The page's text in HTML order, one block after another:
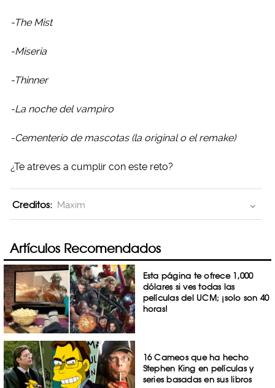
-The Mist
-Miseria
-Thinner
-La noche del vampiro
-Cementerio de mascotas (la original o el remake)
¿Te atreves a cumplir con este reto?
Creditos: Maxim
Artículos Recomendados
Esta página te ofrece 1,000
dólares si ves todas las
películas del UCM; ¡solo son 40
horas!
16 Cameos que ha hecho
Stephen King en películas y
series basadas en sus libros